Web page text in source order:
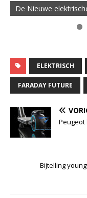
De Nieuwe
ELEKTRISCH
FARADAY FUTURE
Peugeot
Bijtelling